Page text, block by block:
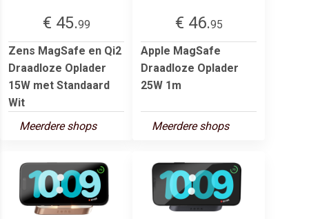
€ 45.99
Zens MagSafe en Qi2
Draadloze Oplader
15W met Standaard
Wit
Meerdere shops
€ 46.95
Apple MagSafe
Draadloze Oplader
25W 1m
Meerdere shops